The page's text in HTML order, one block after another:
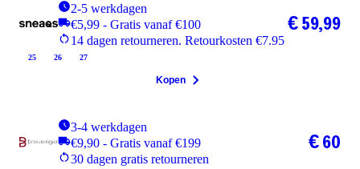
2-5 werkdagen
€5,99 - Gratis vanaf €100
14 dagen retourneren. Retourkosten €7.95
25 26 27
€ 59,99
Kopen
3-4 werkdagen
€9,90 - Gratis vanaf €199
30 dagen gratis retourneren
€ 60